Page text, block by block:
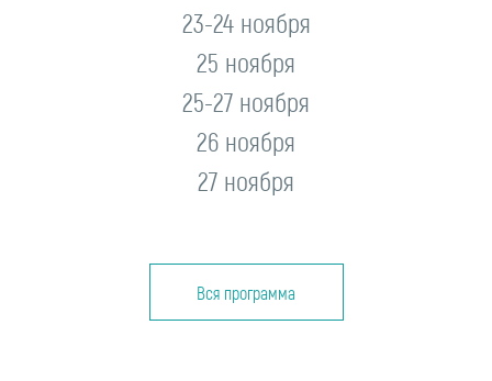
23-24 ноября
25 ноября
25-27 ноября
26 ноября
27 ноября
Вся программа